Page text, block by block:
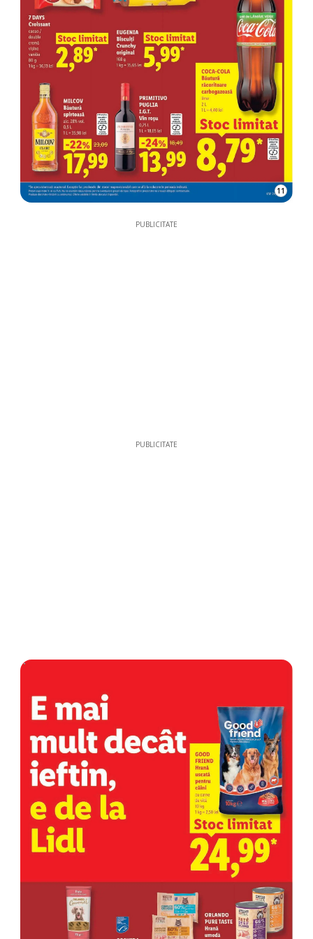
11
PUBLICITATE
PUBLICITATE